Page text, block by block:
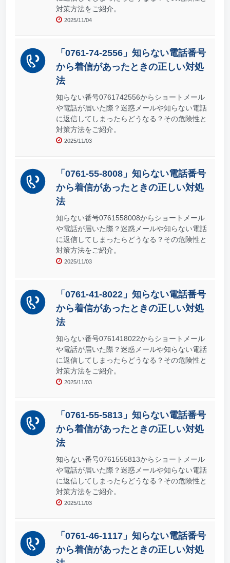
対策方法をご紹介。
2025/11/04
「0761-74-2556」知らない電話番号
から着信があったときの正しい対処
法
知らない番号0761742556からショートメール
や電話が届いた際？迷惑メールや知らない電話
に返信してしまったらどうなる？その危険性と
対策方法をご紹介。
2025/11/03
「0761-55-8008」知らない電話番号
から着信があったときの正しい対処
法
知らない番号0761558008からショートメール
や電話が届いた際？迷惑メールや知らない電話
に返信してしまったらどうなる？その危険性と
対策方法をご紹介。
2025/11/03
「0761-41-8022」知らない電話番号
から着信があったときの正しい対処
法
知らない番号0761418022からショートメール
や電話が届いた際？迷惑メールや知らない電話
に返信してしまったらどうなる？その危険性と
対策方法をご紹介。
2025/11/03
「0761-55-5813」知らない電話番号
から着信があったときの正しい対処
法
知らない番号0761555813からショートメール
や電話が届いた際？迷惑メールや知らない電話
に返信してしまったらどうなる？その危険性と
対策方法をご紹介。
2025/11/03
「0761-46-1117」知らない電話番号
から着信があったときの正しい対処